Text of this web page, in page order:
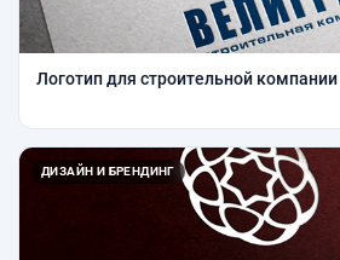
Логотип для строительной компании
ДИЗАЙН И БРЕНДИНГ